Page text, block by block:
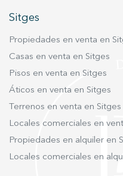
sido reformada con
doble con armario
como despacho o
completo con plato de
prestaciones
acondicionado
garantizando el
parejas que buscan
Barcelona como para
Sitges
Propiedades en venta en
Casas en venta en Sitges
Pisos en venta en Sitges
Áticos en venta en Sitges
Terrenos en venta en Sitges
Locales comerciales en
Propiedades en alquiler en
Locales comerciales en